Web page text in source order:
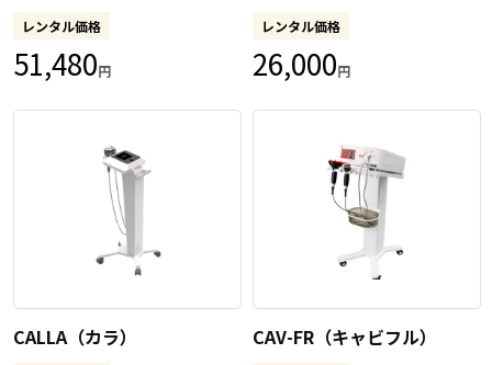
レンタル価格
51,480円
レンタル価格
26,000円
CALLA（カラ） CAV-FR（キャビフル）